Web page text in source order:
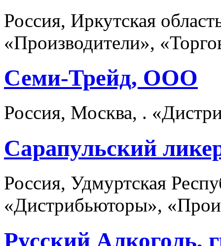
Россия, Иркутская
«Производители»,
Семи-Трейд, ООО
Россия, Москва, .
Сарапульский
Россия, Удмуртская
«Дистрибьюторы»,
Русский Алкоголь,